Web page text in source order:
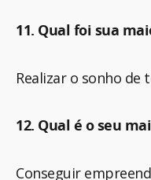
11. Qual foi sua
Realizar o sonho de
12. Qual é o seu
Conseguir